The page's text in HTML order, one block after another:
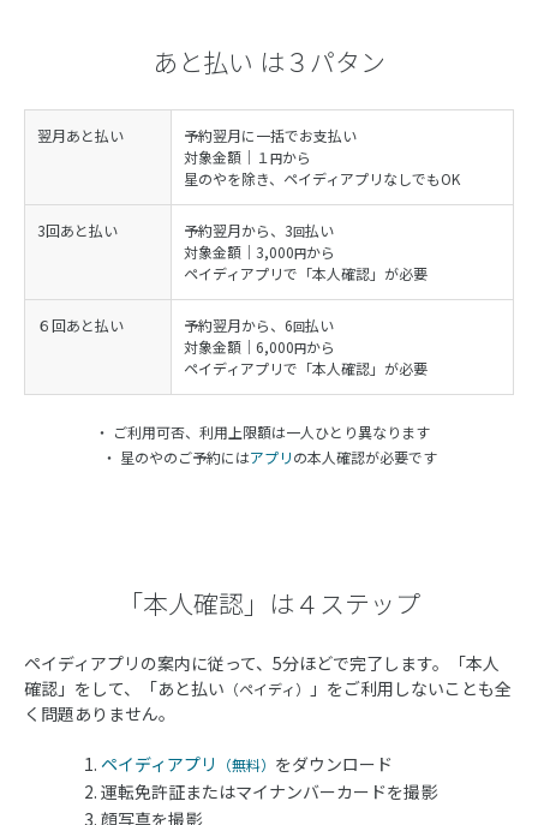
あと払い は３パタン
翌月あと払い
予約翌月に一括でお支払い
対象金額｜１ 円から
星のやを除き、ペイディアプリなしでもOK
3回あと払い 予約翌月から、3回払い
対象金額｜3,000円から
ペイディアプリで「本人確認」が必要
６回あと払い 予約翌月から、6回払い
対象金額｜6,000円から
ペイディアプリで「本人確認」が必要
・ ご利用可否、利用上限額は一人ひとり異なります
・ 星のやのご予約にはアプリの本人確認が必要です
「本人確認」は４ステップ
ペイディアプリの案内に従って、5分ほどで完了します。「本人
確認」をして、「あと払い （ペイディ）
」をご利用しないことも全
く問題ありません。
ペイディアプリ （無料） をダウンロード
運転免許証またはマイナンバーカードを撮影
顔写真を撮影